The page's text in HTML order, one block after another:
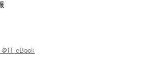
IT eBook